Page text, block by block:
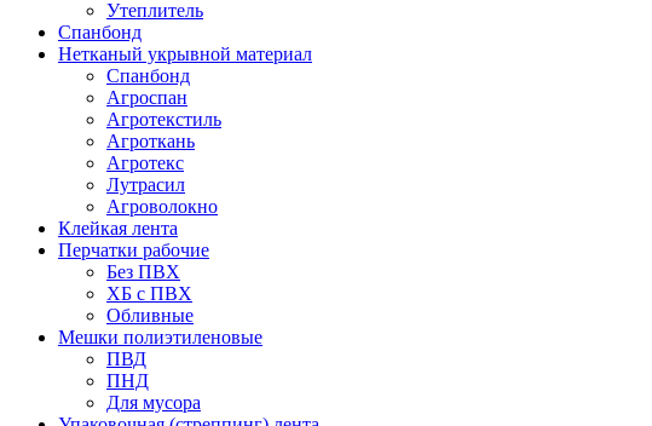
Утеплитель
Спанбонд
Нетканый укрывной материал
Спанбонд
Агроспан
Агротекстиль
Агроткань
Агротекс
Лутрасил
Агроволокно
Клейкая лента
Перчатки рабочие
Без ПВХ
ХБ с ПВХ
Обливные
Мешки полиэтиленовые
ПВД
ПНД
Для мусора